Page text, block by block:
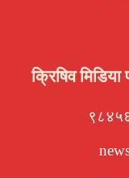
क्रिषिव